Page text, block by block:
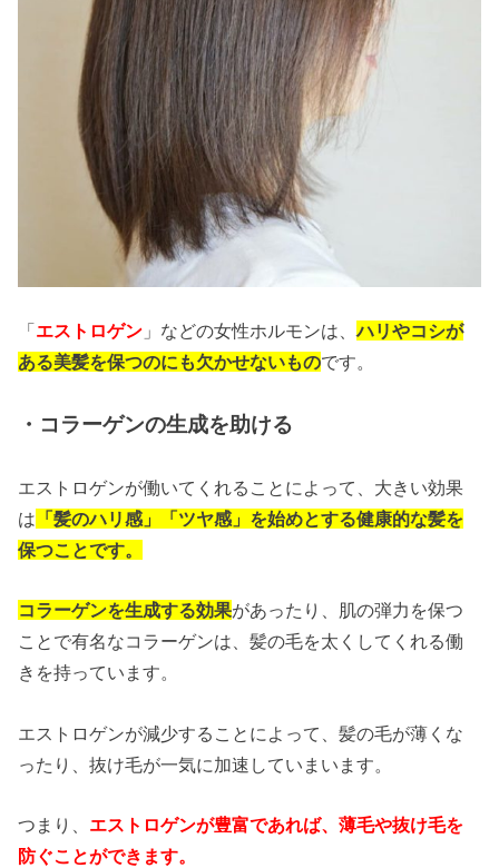
「エストロゲン 」などの女性ホルモンは、ハリやコシが
ある美髪を保つのにも欠かせないものです。
・コラーゲンの生成を助ける
エストロゲンが働いてくれることによって、大きい効果
は 「髪のハリ感」「ツヤ感」を始めとする健康的な髪を
保つことです。
コラーゲンを生成する効果があったり、肌の弾力を保つ
ことで有名なコラーゲンは、髪の毛を太くしてくれる働
きを持っています。
エストロゲンが減少することによって、髪の毛が薄くな
ったり、抜け毛が一気に加速していまいます。
つまり、 エストロゲンが豊富であれば、薄毛や抜け毛を
防ぐことができます。